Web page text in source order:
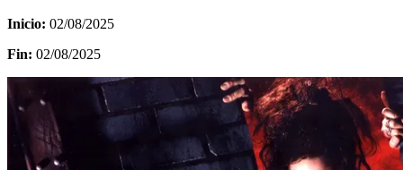
Inicio: 02/08/2025
Fin: 02/08/2025